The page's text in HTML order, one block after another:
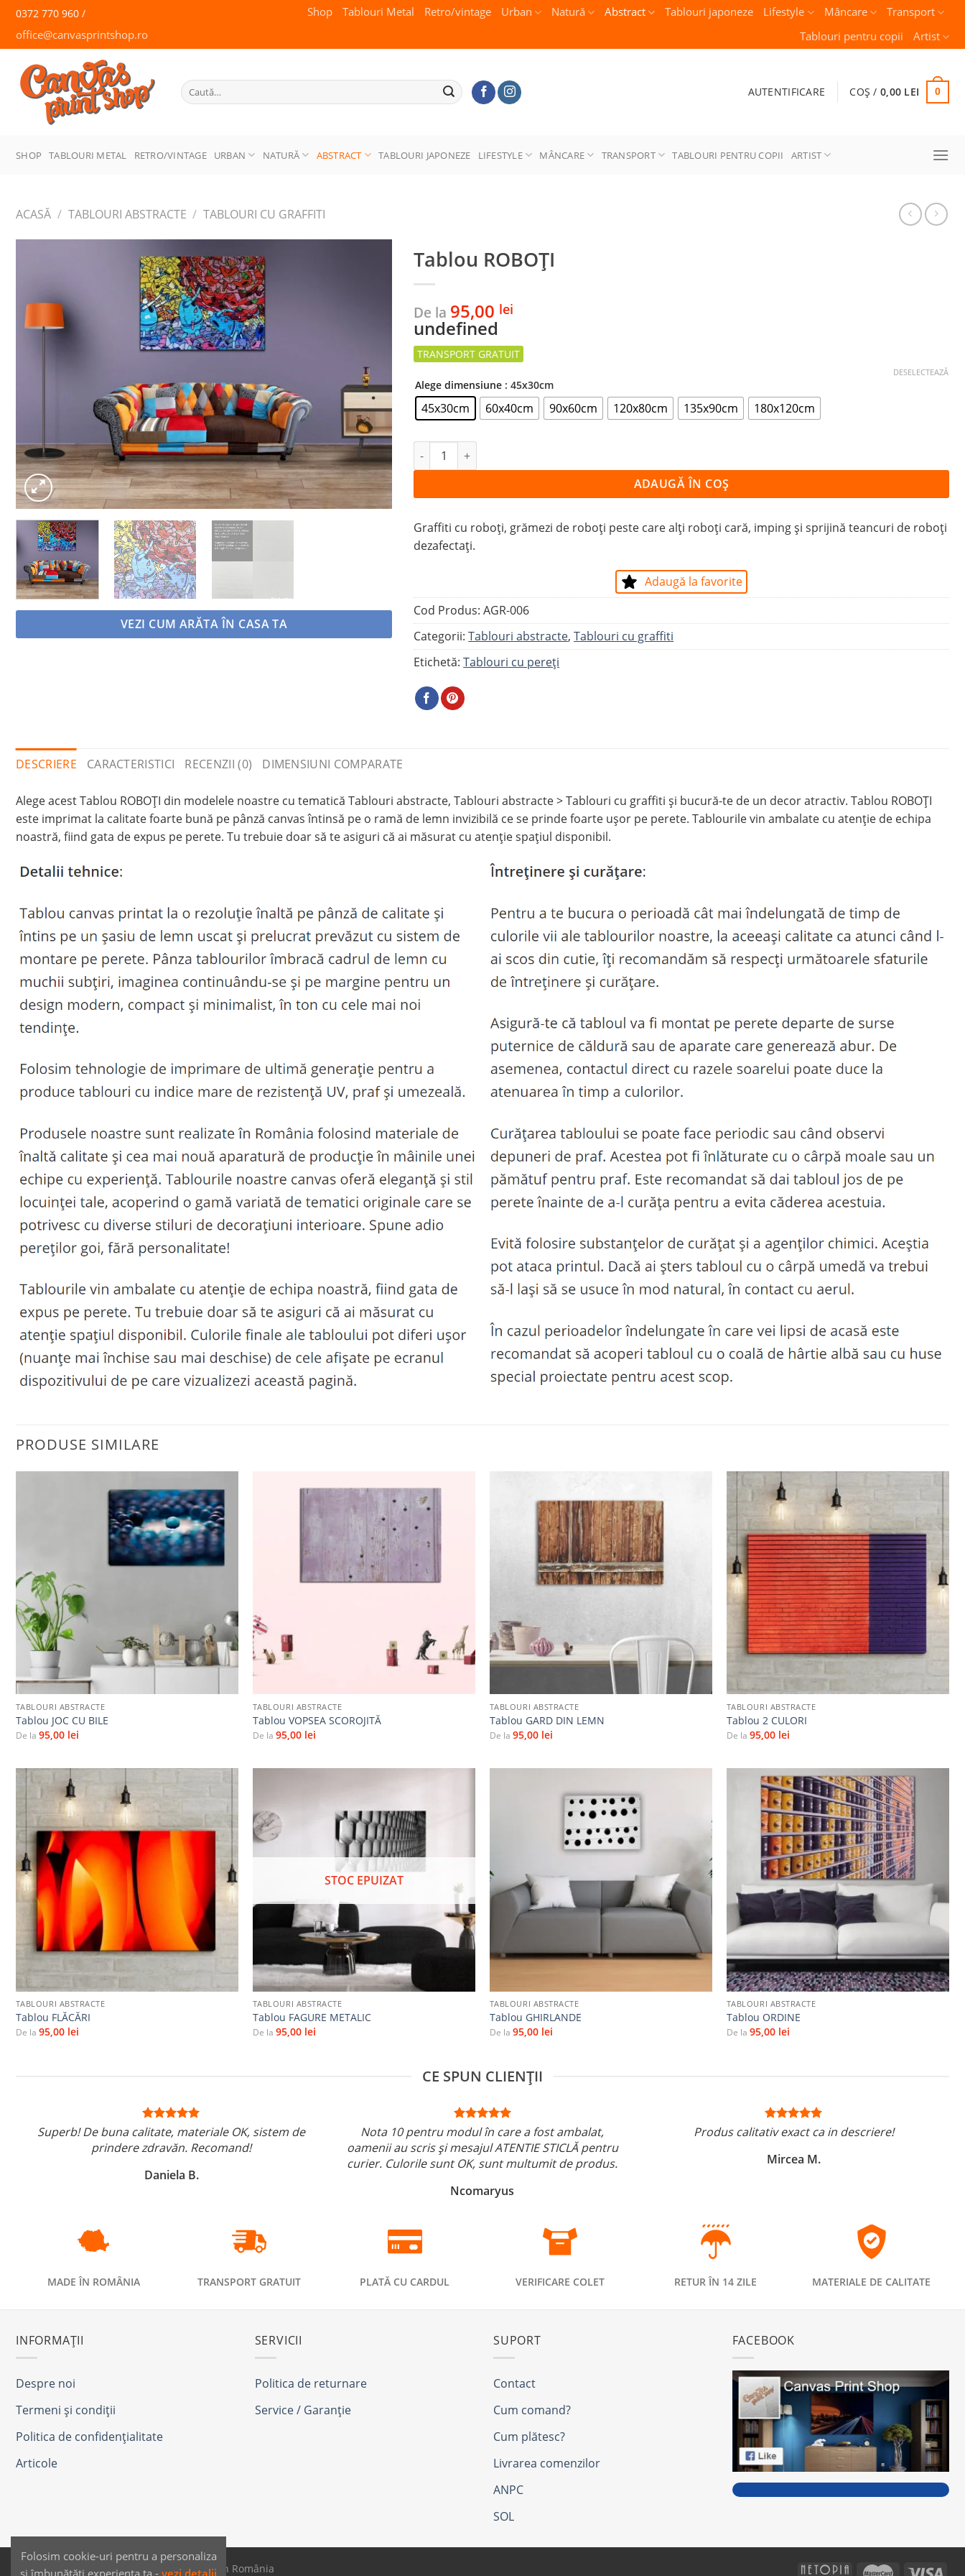
Skip
content
0372 770 960 /
office@canvasprintshop.ro
Shop Tablouri Metal Retro/vintage Urban Natură Abstract Tablouri japoneze Lifestyle Mâncare
Transport
Tablouri pentru copii
Artist
CANVAS
PRINT SHOP
Caută
după:
AUTENTIFICARE COȘ / 0,00 LEI 0
SHOP TABLOURI METAL RETRO/VINTAGE URBAN NATURĂ ABSTRACT TABLOURI JAPONEZE LIFESTYLE MÂNCARE TRANSPORT TABLOURI PENTRU COPII ARTIST
ACASĂ / TABLOURI ABSTRACTE / TABLOURI CU GRAFFITI
VEZI CUM ARĂTA ÎN CASA TA
Tablou ROBOŢI
De la 95,00 lei
undefined
Alege dimensiune : 45x30cm
45x30cm 60x40cm 90x60cm 120x80cm 135x90cm 180x120cm
DESELECTEAZĂ
Cantitate Tablou ROBOŢI
ADAUGĂ ÎN COȘ
Graffiti cu roboți, grămezi de roboți peste care alți roboți cară, imping și sprijină teancuri de roboți
dezafectați.
Adaugă la favorite
Cod Produs:AGR-006
Categorii:Tablouri abstracte,Tablouri cu graffiti
Etichetă:Tablouri cu pereți
DESCRIERE CARACTERISTICI RECENZII (0) DIMENSIUNI COMPARATE
Alege acest Tablou ROBOŢI din modelele noastre cu tematică Tablouri abstracte, Tablouri abstracte > Tablouri cu graffiti și bucură-te de un decor atractiv. Tablou ROBOŢI
este imprimat la calitate foarte bună pe pânză canvas întinsă pe o ramă de lemn invizibilă ce se prinde foarte ușor pe perete. Tablourile vin ambalate cu atenție de echipa
noastră, fiind gata de expus pe perete. Tu trebuie doar să te asiguri că ai măsurat cu atenție spațiul disponibil.
PRODUSE SIMILARE
Adaugă
la
favorite
TABLOURI ABSTRACTE
Tablou JOC CU BILE
De la 95,00 lei
TABLOURI ABSTRACTE
Tablou VOPSEA SCOROJITĂ
De la 95,00 lei
TABLOURI ABSTRACTE
Tablou GARD DIN LEMN
De la 95,00 lei
Adaugă
la
favorite
TABLOURI ABSTRACTE
Tablou 2 CULORI
De la 95,00 lei
Adaugă
TABLOURI ABSTRACTE
Tablou FLĂCĂRI
De la 95,00 lei
+
STOC EPUIZAT
TABLOURI ABSTRACTE
Tablou FAGURE METALIC
De la 95,00 lei
TABLOURI ABSTRACTE
Tablou GHIRLANDE
De la 95,00 lei
Adaugă
favorite
+
TABLOURI ABSTRACTE
Tablou ORDINE
De la 95,00 lei
CE SPUN CLIENȚII
Superb! De buna calitate, materiale OK, sistem de
prindere zdravăn. Recomand!
Daniela B.
Nota 10 pentru modul în care a fost ambalat,
oamenii au scris și mesajul ATENTIE STICLĂ pentru
curier. Culorile sunt OK, sunt multumit de produs.
Ncomaryus
Produs calitativ exact ca in descriere!
Mircea M.
MADE ÎN ROMÂNIA TRANSPORT GRATUIT PLATĂ CU CARDUL VERIFICARE COLET RETUR ÎN 14 ZILE MATERIALE DE CALITATE
INFORMAȚII
Despre noi
Termeni și condiții
Politica de confidențialitate
Articole
SERVICII
Politica de returnare
Service / Garanție
SUPORT
Contact
Cum comand?
Cum plătesc?
Livrarea comenzilor
ANPC
SOL
FACEBOOK
SAIKO MEDIA & SIGNS - Produse fabricate în România
Folosim cookie-uri pentru a personaliza
și îmbunătăți experiența ta - vezi detalii